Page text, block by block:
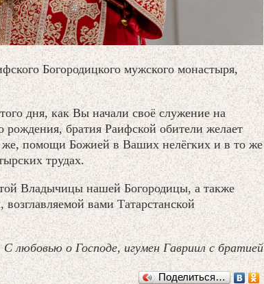
Богородицкого мужского монастыря,
дня, как Вы начали своё служение на
рождения, братия Раифской обители желает
помощи Божией в Ваших нелёгких и в то же
трудах.
Владычицы нашей Богородицы, а также
возглавляемой вами Татарстанской
С любовью о Господе, игумен Гавриил с братией
Поделиться…